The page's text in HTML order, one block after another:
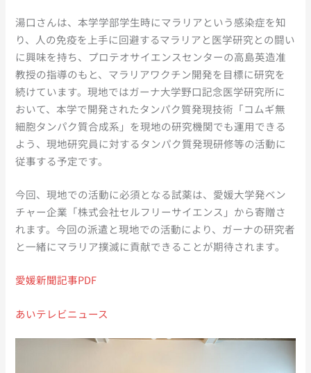
湯口さんは、本学学部学生時にマラリアという感染症を知
り、人の免疫を上手に回避するマラリアと医学研究との闘い
に興味を持ち、プロテオサイエンスセンターの高島英造准
教授の指導のもと、マラリアワクチン開発を目標に研究を
続けています。現地ではガーナ大学野口記念医学研究所に
おいて、本学で開発されたタンパク質発現技術「コムギ無
細胞タンパク質合成系」を現地の研究機関でも運用できる
よう、現地研究員に対するタンパク質発現研修等の活動に
従事する予定です。
今回、現地での活動に必須となる試薬は、愛媛大学発ベン
チャー企業「株式会社セルフリーサイエンス」から寄贈さ
れます。今回の派遣と現地での活動により、ガーナの研究者
と一緒にマラリア撲滅に貢献できることが期待されます。
愛媛新聞記事PDF
あいテレビニュース